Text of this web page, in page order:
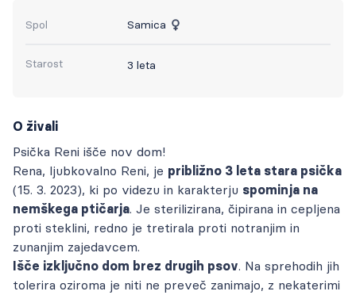
Spol Samica
Starost 3 leta
O živali
Psička Reni išče nov dom!
Rena, ljubkovalno Reni, je približno 3 leta stara psička
(15. 3. 2023), ki po videzu in karakterju spominja na
nemškega ptičarja. Je sterilizirana, čipirana in cepljena
proti steklini, redno je tretirala proti notranjim in
zunanjim zajedavcem.
Išče izključno dom brez drugih psov. Na sprehodih jih
tolerira oziroma je niti ne preveč zanimajo, z nekaterimi